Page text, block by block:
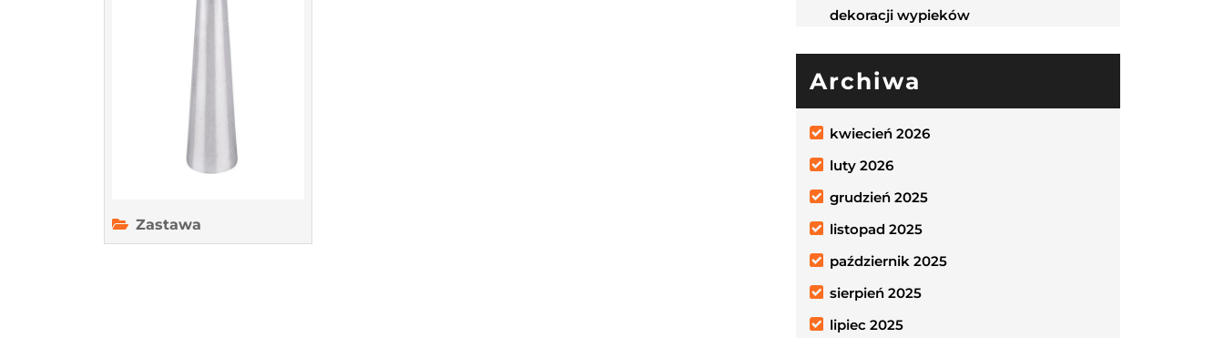
Zastawa
dekoracji wypieków
Archiwa
kwiecień 2026
luty 2026
grudzień 2025
listopad 2025
październik 2025
sierpień 2025
lipiec 2025